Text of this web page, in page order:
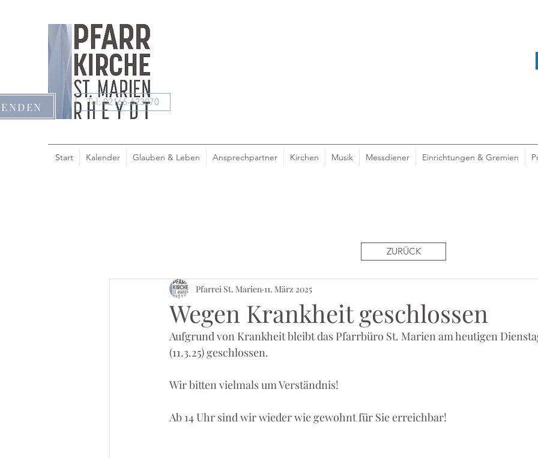
Tel: 02166-623070
Start Kalender Glauben & Leben Ansprechpartner Kirchen Musik Messdiener Einrichtungen & Gremien
Wegen Krankheit geschlossen
Pfarrei St. Marien 11. März 2025
Aufgrund von Krankheit bleibt das Pfarrbüro St. Marien am heutigen
(11.3.25) geschlossen.
Wir bitten vielmals um Verständnis!
Ab 14 Uhr sind wir wieder wie gewohnt für Sie erreichbar!
ZURÜCK